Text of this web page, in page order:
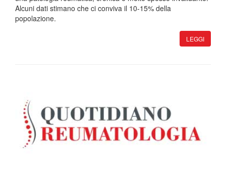
Alcuni dati stimano che ci conviva il 10-15% della
popolazione.
LEGGI